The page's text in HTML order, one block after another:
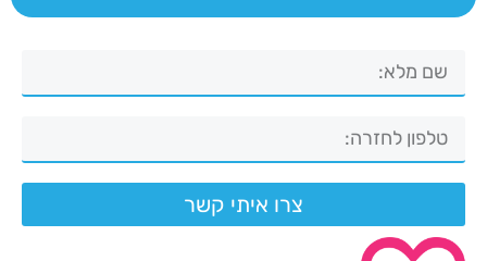
צרו איתי קשר